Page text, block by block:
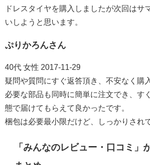
ドレスタイヤを購入しましたが次回はサ
いしようと思います。
ぷりかろんさん
40代 女性 2017-11-29
疑問や質問にすぐ返答頂き、不安なく購
必要な部品も同時に簡単に注文でき、す
態で届けてもらえて良かったです。
梱包は必要最小限だけど、しっかりされ
「みんなのレビュー・口コミ」